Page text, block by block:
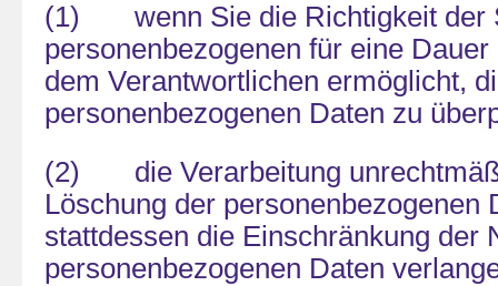
(1) wenn Sie die Richtigkeit der
personenbezogenen für eine
dem Verantwortlichen ermöglicht,
personenbezogenen Daten zu
(2) die Verarbeitung
Löschung der personenbezogenen
stattdessen die Einschränkung der
personenbezogenen Daten